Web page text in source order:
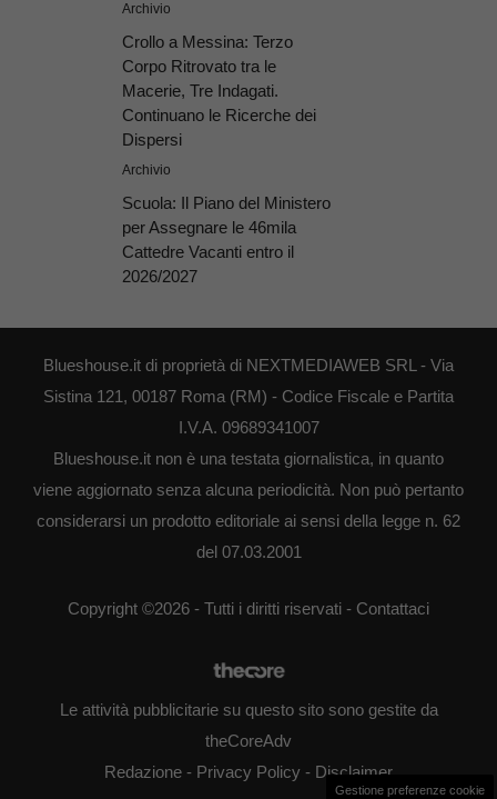
Archivio
Crollo a Messina: Terzo
Corpo Ritrovato tra le
Macerie, Tre Indagati.
Continuano le Ricerche dei
Dispersi
Archivio
Scuola: Il Piano del Ministero
per Assegnare le 46mila
Cattedre Vacanti entro il
2026/2027
Blueshouse.it di proprietà di NEXTMEDIAWEB SRL - Via
Sistina 121, 00187 Roma (RM) - Codice Fiscale e Partita
I.V.A. 09689341007
Blueshouse.it non è una testata giornalistica, in quanto
viene aggiornato senza alcuna periodicità. Non può pertanto
considerarsi un prodotto editoriale ai sensi della legge n. 62
del 07.03.2001
Copyright ©2026 - Tutti i diritti riservati - Contattaci
Le attività pubblicitarie su questo sito sono gestite da
theCoreAdv
Redazione - Privacy Policy - Disclaimer
Gestione preferenze cookie